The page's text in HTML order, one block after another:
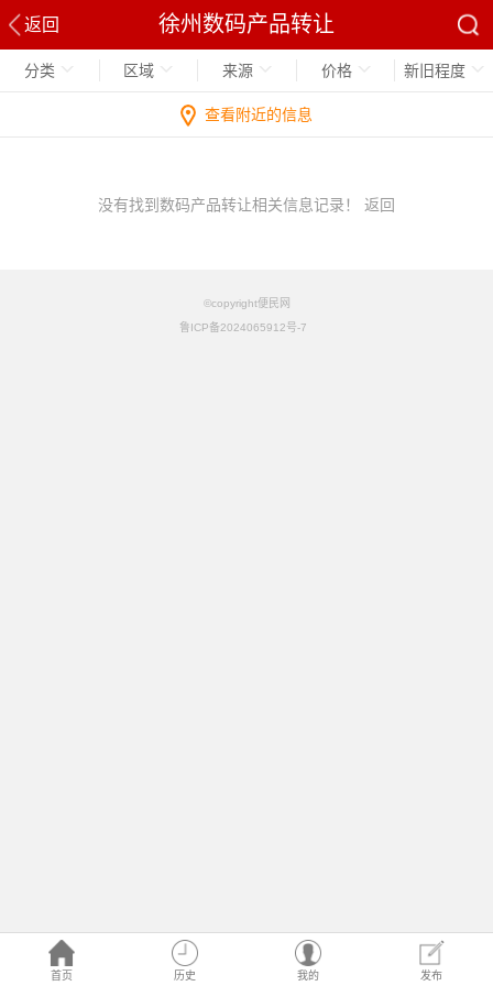
返回 徐州数码产品转让
首页 历史 我的 发布
分类 区域 来源 价格 新旧程度
查看附近的信息
没有找到数码产品转让相关信息记录！ 返回
©copyright便民网
鲁ICP备2024065912号-7